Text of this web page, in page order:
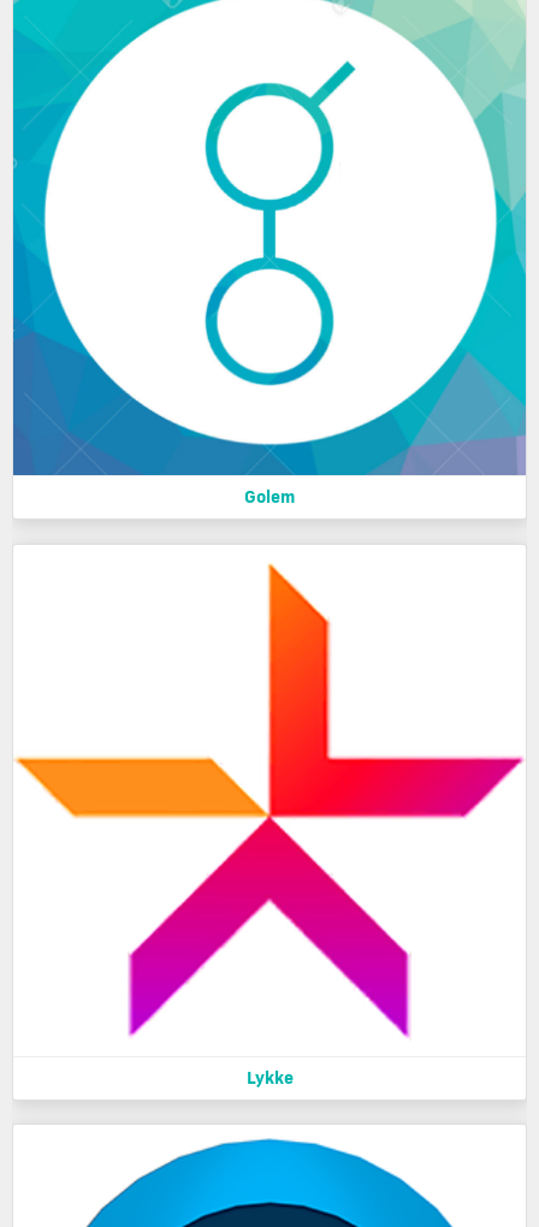
Golem
Lykke